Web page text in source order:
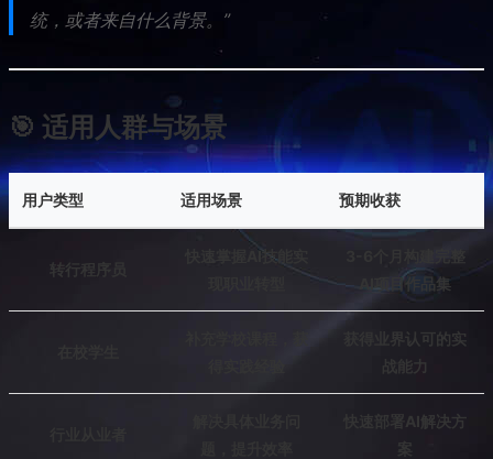
统，或者来自什么背景。”
🎯 适用人群与场景
用户类型 适用场景 预期收获
转行程序员
快速掌握AI技能实
AI项目作品集
获得业界认可的实
战能力
快速部署AI解决方
案